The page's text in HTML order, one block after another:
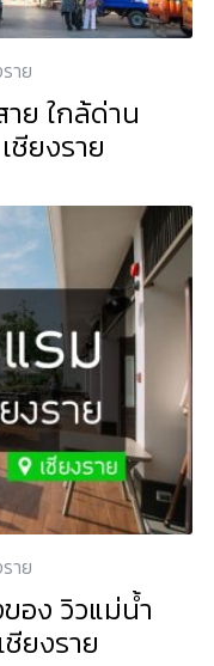
าย
ย ใกล้ด่าน
ยงราย
าย
อง วิวแม่น้ำ
ยงราย